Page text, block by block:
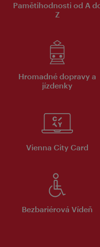
Pamětihodnosti od A
Z
Hromadné dopravy a
jízdenky
Vienna City Card
Bezbariérová Vídeň